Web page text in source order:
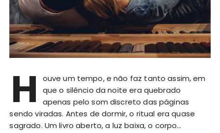
H
ouve um tempo, e não faz tanto assim, em
que o silêncio da noite era quebrado
apenas pelo som discreto das páginas
sendo viradas. Antes de dormir, o ritual era quase
sagrado. Um livro aberto, a luz baixa, o corpo…